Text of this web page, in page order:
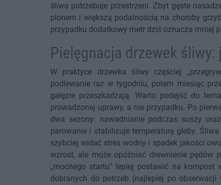
śliwa potrzebuje przestrzeni. Zbyt gęste
plonem i większą podatnością na choroby
przypadku dodatkowy metr dziś oznacza mniej
Pielęgnacja drzewek
W praktyce drzewka śliwy częściej
podlewanie raz w tygodniu, potem miesiąc
gałęzie przeszkadzają. Warto podejść do
prowadzonej uprawy, a nie przypadku. Po
dwa sezony: nawadnianie podczas suszy
parowanie i stabilizuje temperaturę gleby.
szybciej widać stres wodny i spadek jakości
wzrost, ale może opóźniać drewnienie pędów
„mocnego startu” lepiej postawić na
dobranych do potrzeb (najlepiej po